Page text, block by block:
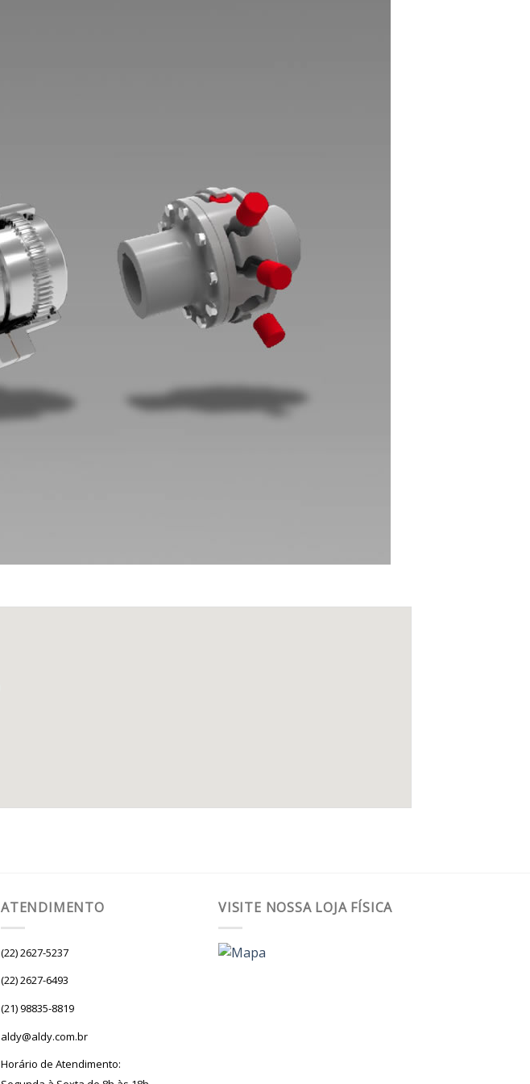
ATENDIMENTO
(22) 2627-5237
(22) 2627-6493
(21) 98835-8819
aldy@aldy.com.br
Horário de Atendimento:
VISITE NOSSA LOJA FÍSICA